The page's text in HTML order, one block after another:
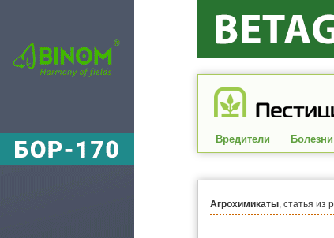
Вредители Болезни
Агрохимикаты, статья из